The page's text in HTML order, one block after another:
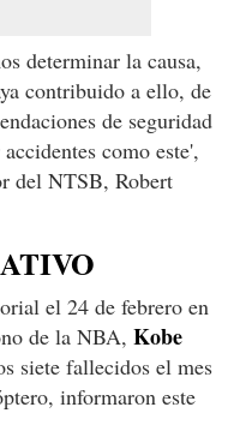
determinar la causa,
contribuido a ello, de
de seguridad
como este',
del NTSB, Robert
el 24 de febrero en
de la NBA, Kobe
siete fallecidos el mes
informaron este